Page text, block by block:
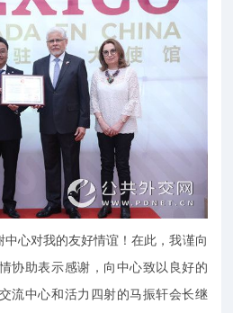
心对我的友好情谊！在此，我谨向
协助表示感谢，向中心致以良好的
流中心和活力四射的马振轩会长继